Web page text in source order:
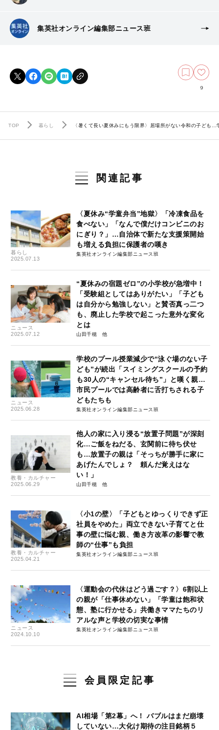
集英社オンライン編集部ニュース班
9
TOP 暮らし 〈暑くて長い夏休みにもう限界〉居場所がない令和の子ども
関連記事
暮らし
2025.07.13
〈夏休み“学童弁当”地獄〉「冷凍食品を
食べない」「なんで僕だけコンビニのお
にぎり？」…自治体で新たな支援策開始
も増える負担に保護者の嘆き
集英社オンライン編集部ニュース班
ニュース
2025.07.12
“夏休みの宿題ゼロ”の小学校が急増中！
「受験組としてはありがたい」「子ども
は自分から勉強しない」と賛否真っ二つ
も、廃止した学校で起こった意外な変化
とは
山田千穂
ニュース
2025.06.28
学校のプール授業減少で“泳ぐ場のない子
ども”が続出「スイミングスクールの予約
も30人の“キャンセル待ち”」と嘆く親…
市民プールでは高齢者に舌打ちされる子
どもたちも
集英社オンライン編集部ニュース班
教養・カルチャー
2025.06.29
他人の家に入り浸る“放置子問題”が深刻
化…ご飯をねだる、玄関前に待ち伏せ
も…放置子の親は「そっちが勝手に家に
あげたんでしょ？ 頼んだ覚えはな
い！」
山田千穂
教養・カルチャー
2025.04.21
〈小1の壁〉「子どもとゆっくりできず正
社員をやめた」両立できない子育てと仕
事の壁に悩む親、働き方改革の影響で教
師の“仕事”も負担
集英社オンライン編集部ニュース班
ニュース
2024.10.10
〈運動会の代休はどう過ごす？〉6割以上
の親が「仕事休めない」「学童は飽和状
態、塾に行かせる」共働きママたちのリ
アルな声と学校の切実な事情
集英社オンライン編集部ニュース班
会員限定記事
AI相場「第2幕」へ！ バブルはまだ崩壊
していない…大化け期待の注目銘柄５